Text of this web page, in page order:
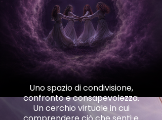
Uno spazio di condivisione,
confronto e consapevolezza.
Un cerchio virtuale in cui